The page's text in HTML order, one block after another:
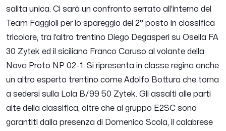
salita unica. Ci sarà un confronto serrato all’interno del
Team Faggioli per lo spareggio del 2° posto in classifica
tricolore, tra l’altro trentino Diego Degasperi su Osella FA
30 Zytek ed il siciliano Franco Caruso al volante della
Nova Proto NP 02-1. Si ripresenta in classe regina anche
un altro esperto trentino come Adolfo Bottura che torna
a sedersi sulla Lola B/99 50 Zytek. Gli assalti alle parti
alte della classifica, oltre che al gruppo E2SC sono
garantiti dalla presenza di Domenico Scola, il calabrese